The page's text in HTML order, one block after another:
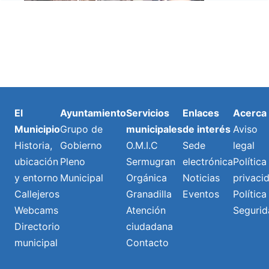
El
Municipio
Historia,
ubicación
y entorno
Callejeros
Webcams
Directorio
municipal
Ayuntamiento
Grupo de
Gobierno
Pleno
Municipal
Servicios
municipales
O.M.I.C
Sermugran
Orgánica
Granadilla
Atención
ciudadana
Contacto
Enlaces
de interés
Sede
electrónica
Noticias
Eventos
Acerca
Aviso
legal
Política
Política